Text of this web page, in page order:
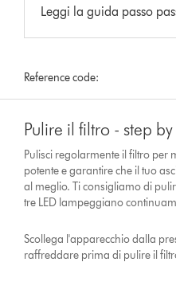
Leggi la guida passo
Reference code:
Pulire il filtro - step by
Pulisci regolarmente il filtro per
potente e garantire che il tuo
al meglio. Ti consigliamo di
tre LED lampeggiano
Scollega l'apparecchio dalla
raffreddare prima di pulire il